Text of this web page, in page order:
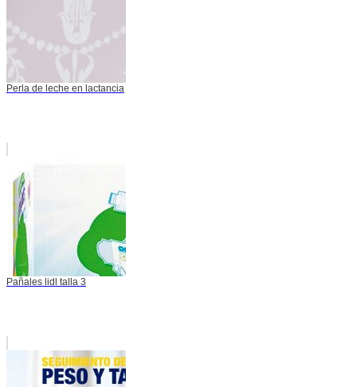
Perla de leche en lactancia
Pañales lidl talla 3